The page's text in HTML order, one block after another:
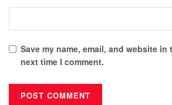
Save my name, email, and website
next time I comment.